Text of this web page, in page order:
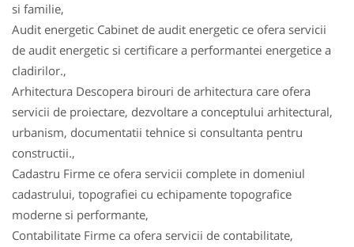
si familie,
Audit energetic Cabinet de audit energetic ce ofera servicii
de audit energetic si certificare a performantei energetice a
cladirilor.,
Arhitectura Descopera birouri de arhitectura care ofera
servicii de proiectare, dezvoltare a conceptului arhitectural,
urbanism, documentatii tehnice si consultanta pentru
constructii.,
Cadastru Firme ce ofera servicii complete in domeniul
cadastrului, topografiei cu echipamente topografice
moderne si performante,
Contabilitate Firme ca ofera servicii de contabilitate,